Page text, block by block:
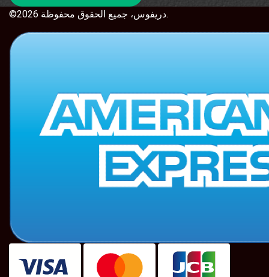
©2026 دريفوس، جميع الحقوق محفوظة.